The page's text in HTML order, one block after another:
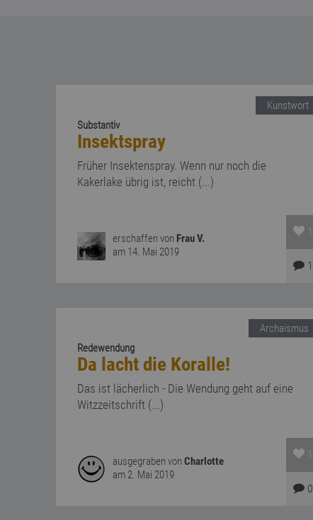
Kunstwort
Substantiv
Insektspray
Früher Insektenspray. Wenn nur noch die
Kakerlake übrig ist, reicht (...)
erschaffen von Frau V.
am 14. Mai 2019
1
1
Archaismus
Redewendung
Da lacht die Koralle!
Das ist lächerlich - Die Wendung geht auf eine
Witzzeitschrift (...)
ausgegraben von Charlotte
am 2. Mai 2019
1
0